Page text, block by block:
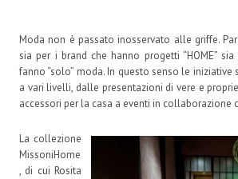
Moda non è passato inosservato alle griffe.
sia per i brand che hanno progetti “HOME”
fanno “solo” moda. In questo senso le
a vari livelli, dalle presentazioni di vere e
accessori per la casa a eventi in collaborazione
La collezione
MissoniHome
, di cui Rosita